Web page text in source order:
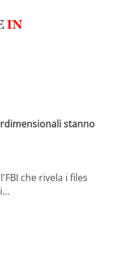
stanno
che rivela i files